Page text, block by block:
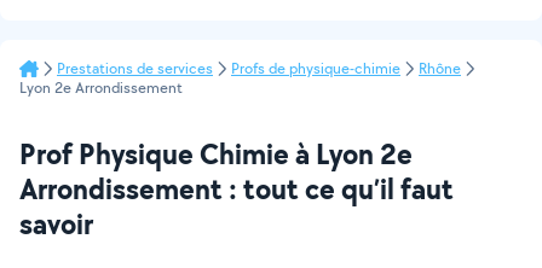
Prestations de services Profs de physique-chimie
Rhône
Lyon 2e Arrondissement
Prof Physique Chimie à Lyon 2e
Arrondissement : tout ce qu’il faut
savoir